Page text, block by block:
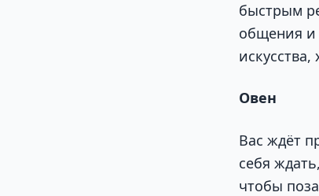
быстрым
общения и
Овен
Вас ждёт
себя
чтобы